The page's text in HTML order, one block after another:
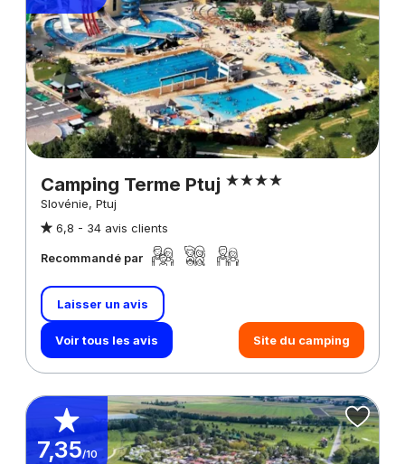
Camping Terme Ptuj
Slovénie, Ptuj
6,8 - 34 avis clients
Recommandé par
Laisser un avis
Voir tous les avis Site du camping
7,35/10